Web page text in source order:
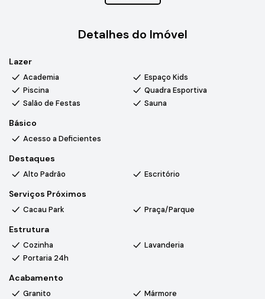
Preparação de ar condicionado para todas suítes:
hidromassagem dupla, duas duchas e dois lavabos no
Escritório.
Banheiro social.
Lavanderia.
Banheiro de Piscina.
Banheiros com ducha pressurizada e Aquecimento a gás.
O condomínio conta com toda infra estrutura padrão
Alphaville, toda fiação subterrânea.
Academia.
Brinquedoteca.
Mesa de sinuca e pinbolin.
Quadra de Tênis.
Quadra de Beach Tênis.
Acesso e segurança com reconhecimento facial em todas as
Detalhes do Imóvel
Lazer
Academia
Espaço Kids
Piscina
Quadra Esportiva
Salão de Festas
Sauna
Básico
Acesso a Deficientes
Destaques
Alto Padrão Escritório
Serviços Próximos
Cacau Park Praça/Parque
Estrutura
Cozinha
Lavanderia
Portaria 24h
Acabamento
Granito
Mármore